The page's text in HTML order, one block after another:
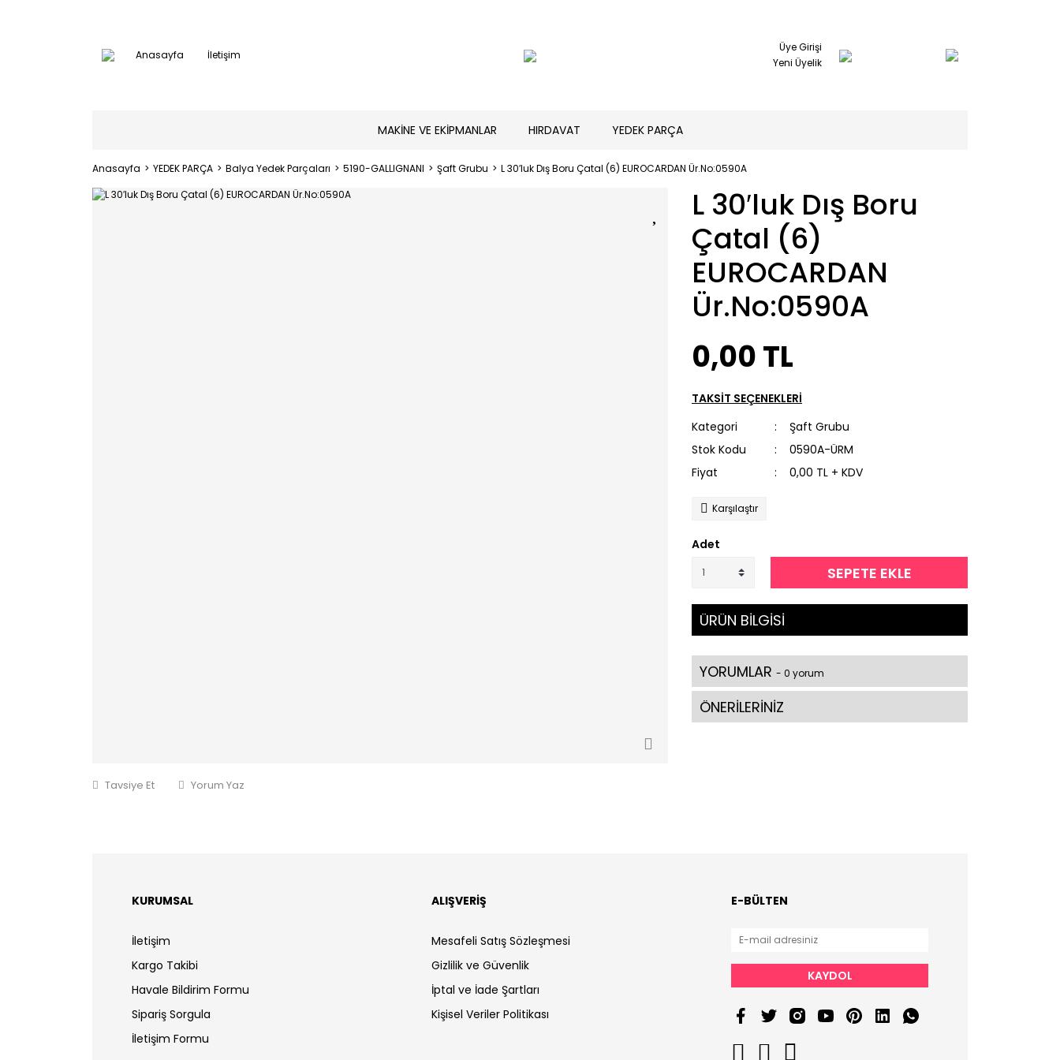
Anasayfa İletişim
Üye Girişi
Yeni Üyelik
MAKİNE VE EKİPMANLAR HIRDAVAT YEDEK PARÇA
Anasayfa YEDEK PARÇA Balya Yedek Parçaları 5190-GALLIGNANI Şaft Grubu L 30′luk Dış Boru Çatal (6) EUROCARDAN Ür.No:0590A
Tavsiye Et Yorum Yaz
L 30′luk Dış Boru
Çatal (6)
EUROCARDAN
Ür.No:0590A
0,00 TL
TAKSİT SEÇENEKLERİ
Kategori
Şaft Grubu
Stok Kodu
0590A-ÜRM
Fiyat
0,00 TL + KDV
Karşılaştır
Adet
SEPETE EKLE
ÜRÜN BİLGİSİ
YORUMLAR - 0 yorum
ÖNERİLERİNİZ
KURUMSAL
İletişim
Kargo Takibi
Havale Bildirim Formu
Sipariş Sorgula
İletişim Formu
ALIŞVERİŞ
Mesafeli Satış Sözleşmesi
Gizlilik ve Güvenlik
İptal ve İade Şartları
Kişisel Veriler Politikası
E-BÜLTEN
KAYDOL